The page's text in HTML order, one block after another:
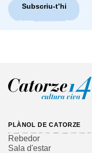
Subscriu-t’hi
PLÀNOL DE CATORZE
Rebedor
Sala d'estar